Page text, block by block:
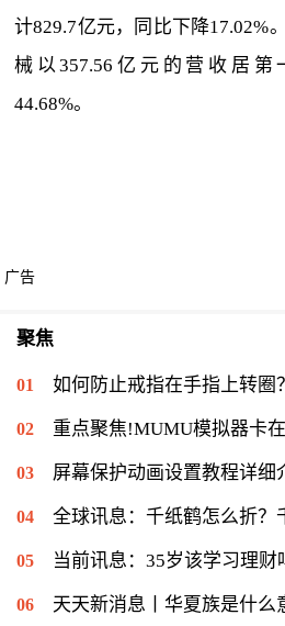
计829.7亿元，同比下降17.02%
械以357.56亿元的营收居
44.68%。
广告
聚焦
如何防止戒指在手指上转圈？正月打小麦
重点聚焦!MUMU模拟器卡在60%不动怎么办
屏幕保护动画设置教程详细介绍（屏幕保护
全球讯息：千纸鹤怎么折？
当前讯息：35岁该学习理财吗？35
天天新消息丨华夏族是什么意思？华裔是什